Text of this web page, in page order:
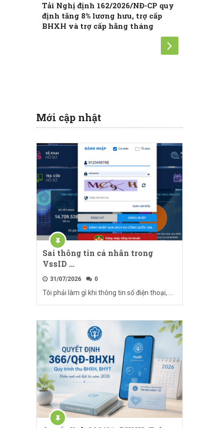
Tải Nghị định 162/2026/NĐ-CP quy
định tăng 8% lương hưu, trợ cấp
BHXH và trợ cấp hằng tháng
Mới cập nhật
Sai thông tin cá nhân trong
VssID …
31/07/2026 0
Tôi phải làm gì khi thông tin số điện thoại, …